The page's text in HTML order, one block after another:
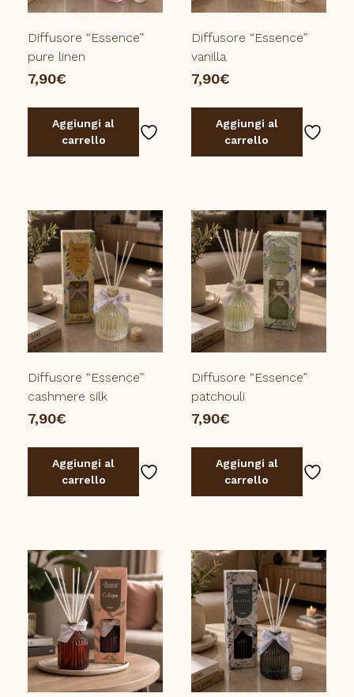
Diffusore “Essence”
pure linen
7,90€
Aggiungi al
carrello
Diffusore “Essence”
vanilla
7,90€
Aggiungi al
carrello
Diffusore “Essence”
cashmere silk
7,90€
Aggiungi al
carrello
Diffusore “Essence”
patchouli
7,90€
Aggiungi al
carrello